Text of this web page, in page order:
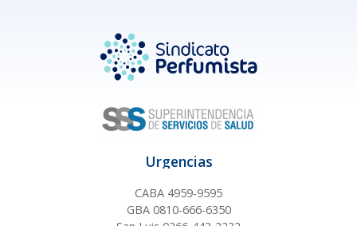
Urgencias
CABA 4959-9595
GBA 0810-666-6350